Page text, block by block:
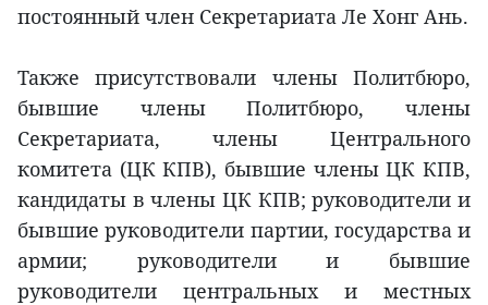
постоянный член Секретариата Ле Хонг Ань.
Также присутствовали члены Политбюро,
бывшие члены Политбюро, члены
Секретариата, члены Центрального
комитета (ЦК КПВ), бывшие члены ЦК КПВ,
кандидаты в члены ЦК КПВ; руководители и
бывшие руководители партии, государства и
армии; руководители и бывшие
руководители центральных и местных